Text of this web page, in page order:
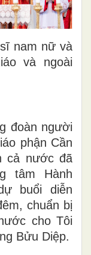
nam nữ và
và ngoài
đoàn người
phận Cần
cả nước đã
tâm Hành
buổi diễn
chuẩn bị
cho Tôi
Bửu Diệp.